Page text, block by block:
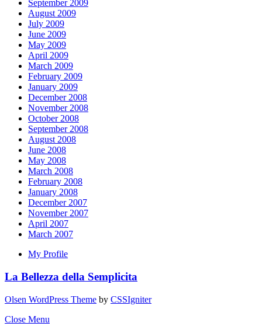
September 2009
August 2009
July 2009
June 2009
May 2009
April 2009
March 2009
February 2009
January 2009
December 2008
November 2008
October 2008
September 2008
August 2008
June 2008
May 2008
March 2008
February 2008
January 2008
December 2007
November 2007
April 2007
March 2007
My Profile
La Bellezza della Semplicita
Olsen WordPress Theme by CSSIgniter
Close Menu